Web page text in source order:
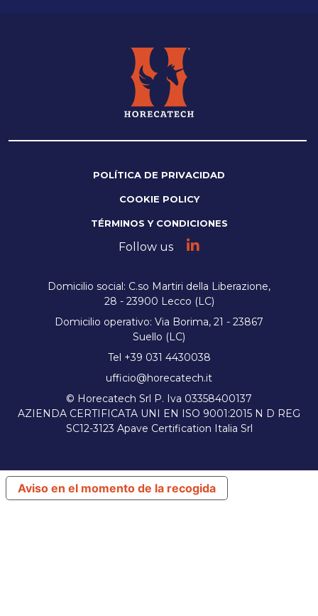
POLÍTICA DE PRIVACIDAD
COOKIE POLICY
TÉRMINOS Y CONDICIONES
Follow us
Domicilio social: C.so Martiri della Liberazione,
28 - 23900 Lecco (LC)
Domicilio operativo: Via Borima, 21 - 23867
Suello (LC)
Tel +39 031 4430038
ufficio@horecatech.it
© Horecatech Srl P. Iva 03358400137
AZIENDA CERTIFICATA UNI EN ISO 9001:2015 N D REG
SC12-3123 Apave Certification Italia Srl
Aviso en el momento de la recogida